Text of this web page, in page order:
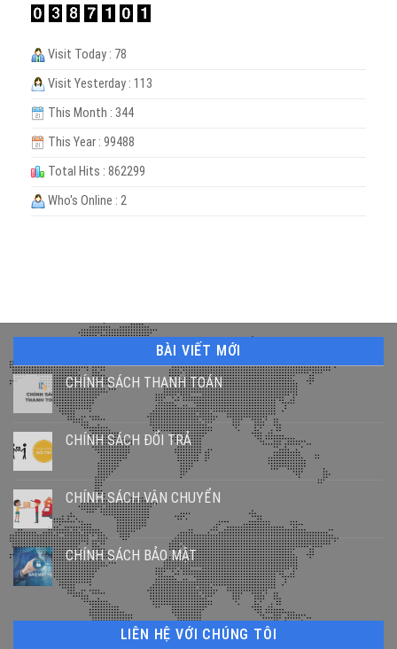
Visit Today : 78
Visit Yesterday : 113
This Month : 344
This Year : 99488
Total Hits : 862299
Who's Online : 2
BÀI VIẾT MỚI
CHÍNH SÁCH THANH TOÁN
CHÍNH SÁCH ĐỔI TRẢ
CHÍNH SÁCH VẬN CHUYỂN
CHÍNH SÁCH BẢO MẬT
LIÊN HỆ VỚI CHÚNG TÔI